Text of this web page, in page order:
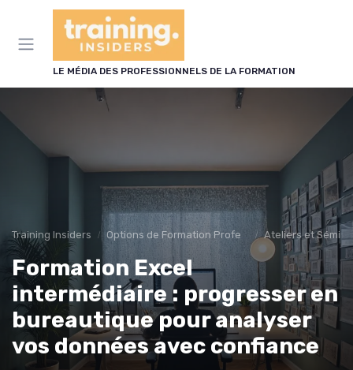
LE MÉDIA DES PROFESSIONNELS DE LA FORMATION
Training Insiders Options de Formation Professionnelle Ateliers et
Formation Excel
intermédiaire : progresser en
bureautique pour analyser
vos données avec confiance
Panneau de gestion des cookies